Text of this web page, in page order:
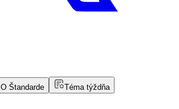
O Štandarde
Téma týždňa